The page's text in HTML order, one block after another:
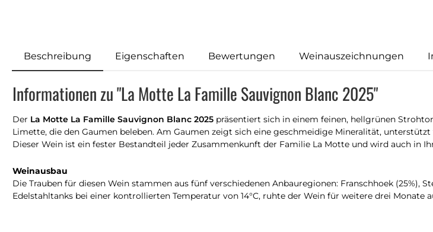
Beschreibung Eigenschaften Bewertungen Weinauszeichnungen
Informationen zu "La Motte La Famille Sauvignon Blanc 2025"
Der La Motte La Famille Sauvignon Blanc 2025 präsentiert sich in einem feinen, hellgrünen
Limette, die den Gaumen beleben. Am Gaumen zeigt sich eine geschmeidige Mineralität,
Dieser Wein ist ein fester Bestandteil jeder Zusammenkunft der Familie La Motte und wird auch in
Weinausbau
Die Trauben für diesen Wein stammen aus fünf verschiedenen Anbauregionen: Franschhoek (25%),
Edelstahltanks bei einer kontrollierten Temperatur von 14°C, ruhte der Wein für weitere drei